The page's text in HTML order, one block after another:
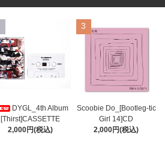
DYGL_4th Album
[Thirst]CASSETTE
2,000円(税込)
3
Scoobie Do_[Bootleg-tic
Girl 14]CD
2,000円(税込)